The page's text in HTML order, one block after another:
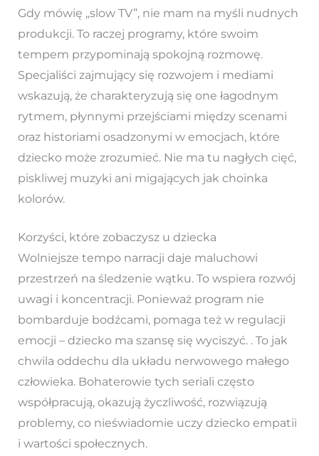
Gdy mówię „slow TV”, nie mam na myśli nudnych
produkcji. To raczej programy, które swoim
tempem przypominają spokojną rozmowę.
Specjaliści zajmujący się rozwojem i mediami
wskazują, że charakteryzują się one łagodnym
rytmem, płynnymi przejściami między scenami
oraz historiami osadzonymi w emocjach, które
dziecko może zrozumieć. Nie ma tu nagłych cięć,
piskliwej muzyki ani migających jak choinka
kolorów.
Korzyści, które zobaczysz u dziecka
Wolniejsze tempo narracji daje maluchowi
przestrzeń na śledzenie wątku. To wspiera rozwój
uwagi i koncentracji. Ponieważ program nie
bombarduje bodźcami, pomaga też w regulacji
emocji – dziecko ma szansę się wyciszyć. . To jak
chwila oddechu dla układu nerwowego małego
człowieka. Bohaterowie tych seriali często
współpracują, okazują życzliwość, rozwiązują
problemy, co nieświadomie uczy dziecko empatii
i wartości społecznych.